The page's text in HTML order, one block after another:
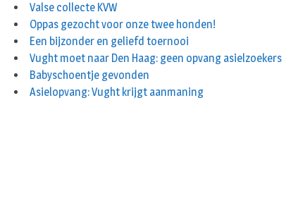
Valse collecte KVW
Oppas gezocht voor onze twee honden!
Een bijzonder en geliefd toernooi
Vught moet naar Den Haag: geen opvang asielzoekers
Babyschoentje gevonden
Asielopvang: Vught krijgt aanmaning